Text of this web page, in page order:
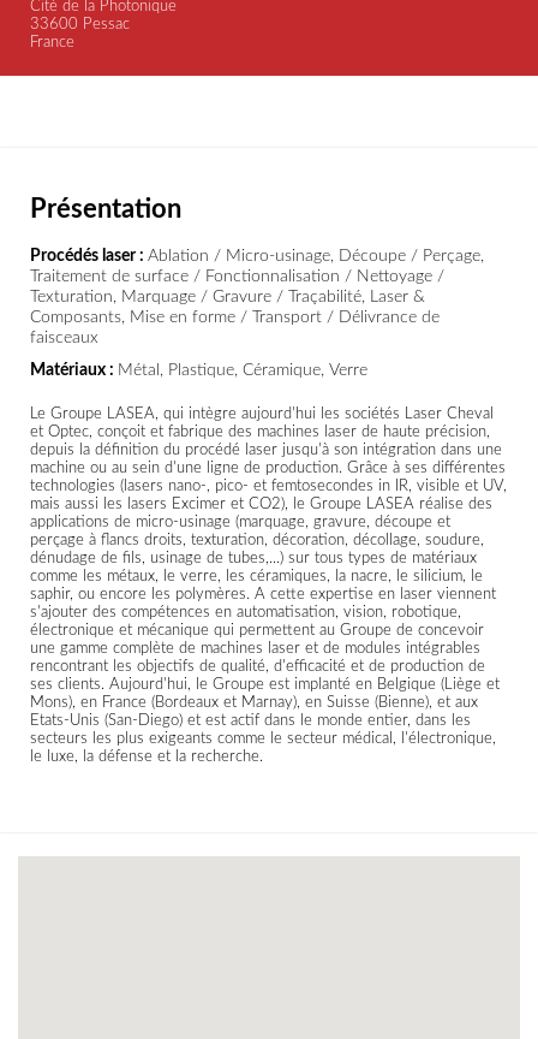
Cité de la Photonique
33600 Pessac
France
Présentation
Procédés laser : Ablation / Micro-usinage, Découpe / Perçage,
Traitement de surface / Fonctionnalisation / Nettoyage /
Texturation, Marquage / Gravure / Traçabilité, Laser &
Composants, Mise en forme / Transport / Délivrance de
faisceaux
Matériaux : Métal, Plastique, Céramique, Verre
Le Groupe LASEA, qui intègre aujourd'hui les sociétés Laser Cheval
et Optec, conçoit et fabrique des machines laser de haute précision,
depuis la définition du procédé laser jusqu'à son intégration dans une
machine ou au sein d'une ligne de production. Grâce à ses différentes
technologies (lasers nano-, pico- et femtosecondes in IR, visible et UV,
mais aussi les lasers Excimer et CO2), le Groupe LASEA réalise des
applications de micro-usinage (marquage, gravure, découpe et
perçage à flancs droits, texturation, décoration, décollage, soudure,
dénudage de fils, usinage de tubes,...) sur tous types de matériaux
comme les métaux, le verre, les céramiques, la nacre, le silicium, le
saphir, ou encore les polymères. A cette expertise en laser viennent
s'ajouter des compétences en automatisation, vision, robotique,
électronique et mécanique qui permettent au Groupe de concevoir
une gamme complète de machines laser et de modules intégrables
rencontrant les objectifs de qualité, d'efficacité et de production de
ses clients. Aujourd'hui, le Groupe est implanté en Belgique (Liège et
Mons), en France (Bordeaux et Marnay), en Suisse (Bienne), et aux
Etats-Unis (San-Diego) et est actif dans le monde entier, dans les
secteurs les plus exigeants comme le secteur médical, l'électronique,
le luxe, la défense et la recherche.